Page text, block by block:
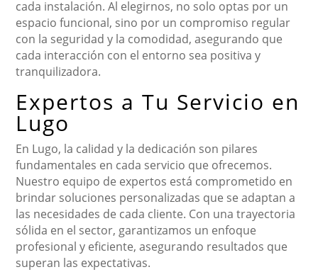
cada instalación. Al elegirnos, no solo optas por un
espacio funcional, sino por un compromiso regular
con la seguridad y la comodidad, asegurando que
cada interacción con el entorno sea positiva y
tranquilizadora.
Expertos a Tu Servicio en
Lugo
En Lugo, la calidad y la dedicación son pilares
fundamentales en cada servicio que ofrecemos.
Nuestro equipo de expertos está comprometido en
brindar soluciones personalizadas que se adaptan a
las necesidades de cada cliente. Con una trayectoria
sólida en el sector, garantizamos un enfoque
profesional y eficiente, asegurando resultados que
superan las expectativas.